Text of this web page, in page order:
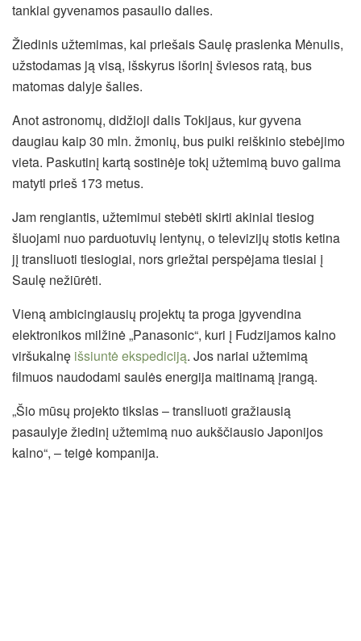
tankiai gyvenamos pasaulio dalies.
Žiedinis užtemimas, kai priešais Saulę praslenka Mėnulis,
užstodamas ją visą, išskyrus išorinį šviesos ratą, bus
matomas dalyje šalies.
Anot astronomų, didžioji dalis Tokijaus, kur gyvena
daugiau kaip 30 mln. žmonių, bus puiki reiškinio stebėjimo
vieta. Paskutinį kartą sostinėje tokį užtemimą buvo galima
matyti prieš 173 metus.
Jam rengiantis, užtemimui stebėti skirti akiniai tiesiog
šluojami nuo parduotuvių lentynų, o televizijų stotis ketina
jį transliuoti tiesiogiai, nors griežtai perspėjama tiesiai į
Saulę nežiūrėti.
Vieną ambicingiausių projektų ta proga įgyvendina
elektronikos milžinė „Panasonic“, kuri į Fudzijamos kalno
viršukalnę išsiuntė ekspediciją. Jos nariai užtemimą
filmuos naudodami saulės energija maitinamą įrangą.
„Šio mūsų projekto tikslas – transliuoti gražiausią
pasaulyje žiedinį užtemimą nuo aukščiausio Japonijos
kalno“, – teigė kompanija.